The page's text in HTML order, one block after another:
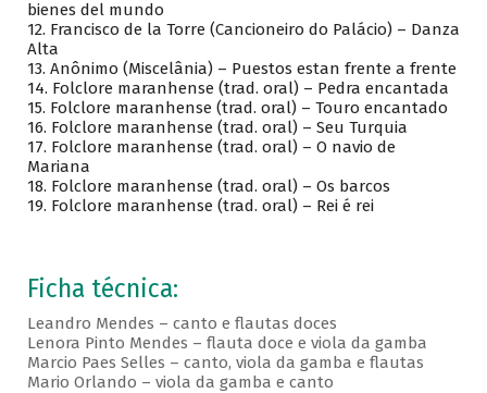
bienes del mundo
12. Francisco de la Torre (Cancioneiro do Palácio) – Danza
Alta
13. Anônimo (Miscelânia) – Puestos estan frente a frente
14. Folclore maranhense (trad. oral) – Pedra encantada
15. Folclore maranhense (trad. oral) – Touro encantado
16. Folclore maranhense (trad. oral) – Seu Turquia
17. Folclore maranhense (trad. oral) – O navio de
Mariana
18. Folclore maranhense (trad. oral) – Os barcos
19. Folclore maranhense (trad. oral) – Rei é rei
Ficha técnica:
Leandro Mendes – canto e flautas doces
Lenora Pinto Mendes – flauta doce e viola da gamba
Marcio Paes Selles – canto, viola da gamba e flautas
Mario Orlando – viola da gamba e canto